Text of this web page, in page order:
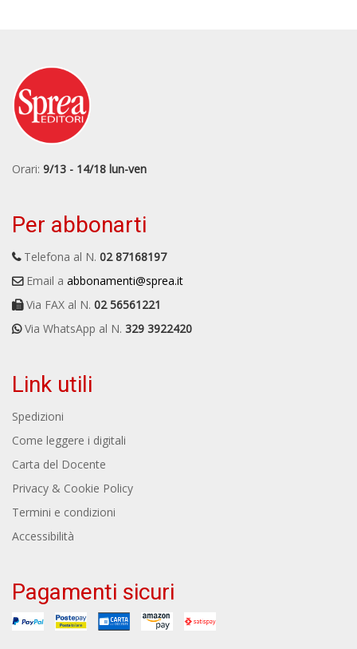
Orari: 9/13 - 14/18 lun-ven
Per abbonarti
Telefona al N. 02 87168197
Email a abbonamenti@sprea.it
Via FAX al N. 02 56561221
Via WhatsApp al N. 329 3922420
Link utili
Spedizioni
Come leggere i digitali
Carta del Docente
Privacy & Cookie Policy
Termini e condizioni
Accessibilità
Pagamenti sicuri